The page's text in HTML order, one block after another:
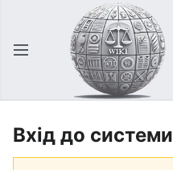
Відкрити головне меню
Вхід до системи